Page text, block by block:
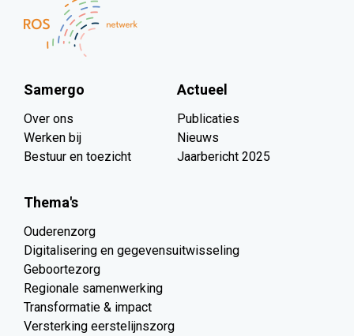
Samergo
Over ons
Werken bij
Bestuur en toezicht
Actueel
Publicaties
Nieuws
Jaarbericht 2025
Thema's
Ouderenzorg
Digitalisering en gegevensuitwisseling
Geboortezorg
Regionale samenwerking
Transformatie & impact
Versterking eerstelijnszorg